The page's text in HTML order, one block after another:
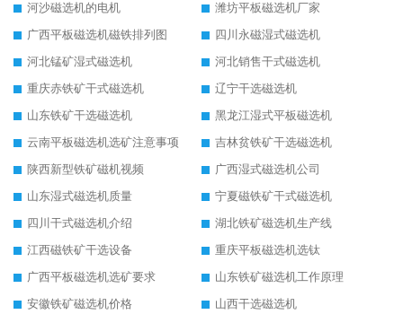
河沙磁选机的电机
潍坊平板磁选机厂家
广西平板磁选机磁铁排列图
四川永磁湿式磁选机
河北锰矿湿式磁选机
河北销售干式磁选机
重庆赤铁矿干式磁选机
辽宁干选磁选机
山东铁矿干选磁选机
黑龙江湿式平板磁选机
云南平板磁选机选矿注意事项
吉林贫铁矿干选磁选机
陕西新型铁矿磁机视频
广西湿式磁选机公司
山东湿式磁选机质量
宁夏磁铁矿干式磁选机
四川干式磁选机介绍
湖北铁矿磁选机生产线
江西磁铁矿干选设备
重庆平板磁选机选钛
广西平板磁选机选矿要求
山东铁矿磁选机工作原理
安徽铁矿磁选机价格
山西干选磁选机